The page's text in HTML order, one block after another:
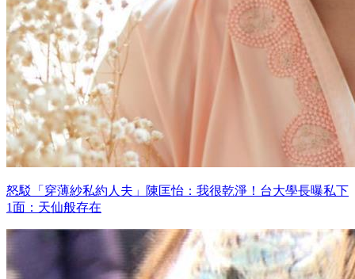
怒駁「穿薄紗私約人夫」陳匡怡：我很乾淨！台大學長曝私下
1面：天仙般存在